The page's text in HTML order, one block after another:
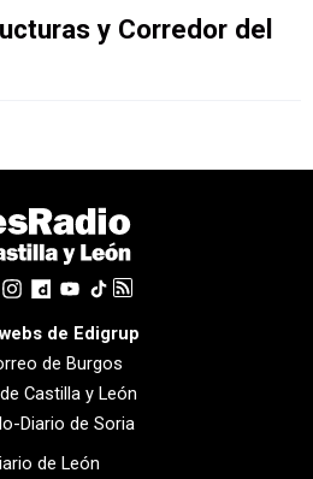
y Corredor del
de Edigrup
de Burgos
Castilla y León
Diario de Soria
de León